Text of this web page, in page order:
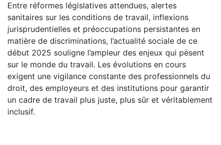
Entre réformes législatives attendues, alertes
sanitaires sur les conditions de travail, inflexions
jurisprudentielles et préoccupations persistantes en
matière de discriminations, l’actualité sociale de ce
début 2025 souligne l’ampleur des enjeux qui pèsent
sur le monde du travail. Les évolutions en cours
exigent une vigilance constante des professionnels du
droit, des employeurs et des institutions pour garantir
un cadre de travail plus juste, plus sûr et véritablement
inclusif.